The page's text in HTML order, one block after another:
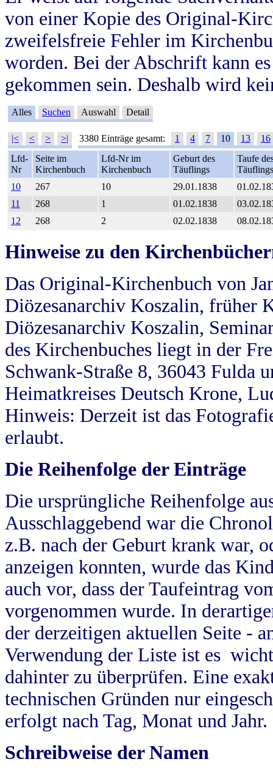
von einer Kopie des Original-
zweifelsfreie Fehler im
worden. Bei der Abschrift kann
gekommen sein. Deshalb wird
Alles Suchen Auswahl Detail
|< < > >| 3380 Einträge gesamt: 1 4 7 10 13
16
Lfd-
Nr
Seite im
Kirchenbuch
Lfd-Nr im
Kirchenbuch
Geburt des
Täuflings
Taufe
Täuflings
10
267 10 29.01.1838
11
268 1 01.02.1838
12
268 2 02.02.1838
Hinweise zu den
Das Original-Kirchenbuch von
Diözesanarchiv Koszalin, früher
Diözesanarchiv Koszalin,
des Kirchenbuches liegt in der
Schwank-Straße 8, 36043 Fulda
Heimatkreises Deutsch Krone,
Hinweis: Derzeit ist das
erlaubt.
Die Reihenfolge der Einträge
Die ursprüngliche Reihenfolge
Ausschlaggebend war die
z.B. nach der Geburt krank war,
anzeigen konnten, wurde das
auch vor, dass der Taufeintrag
vorgenommen wurde. In
der derzeitigen aktuellen Seite -
Verwendung der Liste ist es
dahinter zu überprüfen. Eine
technischen Gründen nur
erfolgt nach Tag, Monat und Jahr.
Schreibweise der Namen